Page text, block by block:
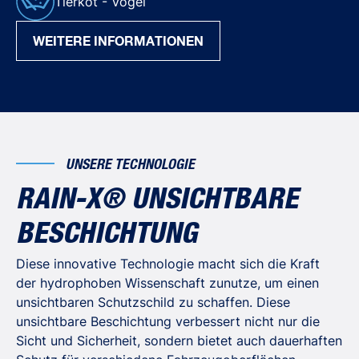
WEITERE INFORMATIONEN
UNSERE TECHNOLOGIE
RAIN-X® UNSICHTBARE
BESCHICHTUNG
Diese innovative Technologie macht sich die Kraft
der hydrophoben Wissenschaft zunutze, um einen
unsichtbaren Schutzschild zu schaffen. Diese
unsichtbare Beschichtung verbessert nicht nur die
Sicht und Sicherheit, sondern bietet auch dauerhaften